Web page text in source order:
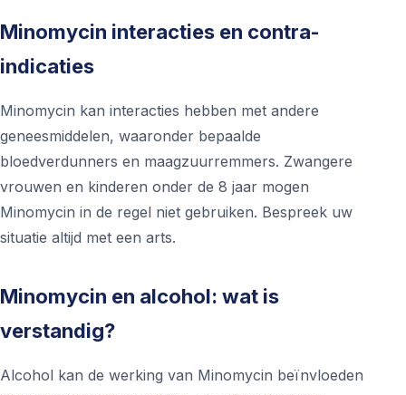
Minomycin interacties en contra-
indicaties
Minomycin kan interacties hebben met andere
geneesmiddelen, waaronder bepaalde
bloedverdunners en maagzuurremmers. Zwangere
vrouwen en kinderen onder de 8 jaar mogen
Minomycin in de regel niet gebruiken. Bespreek uw
situatie altijd met een arts.
Minomycin en alcohol: wat is
verstandig?
Alcohol kan de werking van Minomycin beïnvloeden